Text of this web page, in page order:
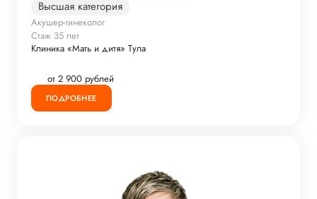
Высшая категория
Акушер-гинеколог
Стаж 35 лет
Клиника «Мать и дитя» Тула
от 2 900 рублей
ПОДРОБНЕЕ